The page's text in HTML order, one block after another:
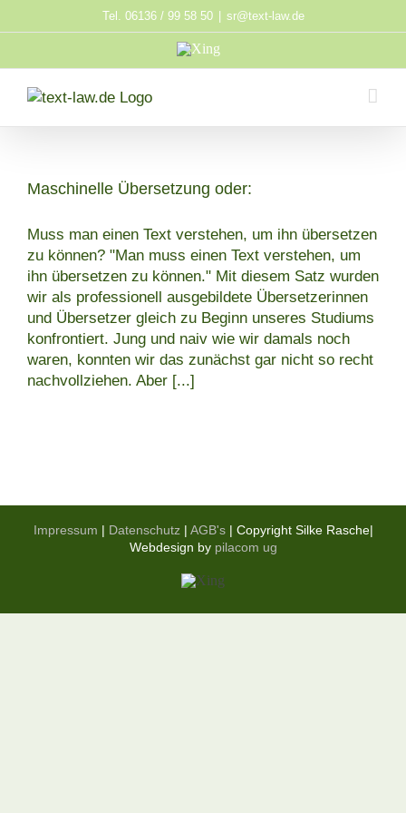
Inhalt
Tel. 06136 / 99 58 50 sr@text-law.de
Xing
Maschinelle Übersetzung oder:
Muss man einen Text verstehen, um ihn übersetzen
zu können? "Man muss einen Text verstehen, um
ihn übersetzen zu können." Mit diesem Satz wurden
wir als professionell ausgebildete Übersetzerinnen
und Übersetzer gleich zu Beginn unseres Studiums
konfrontiert. Jung und naiv wie wir damals noch
waren, konnten wir das zunächst gar nicht so recht
nachvollziehen. Aber [...]
Impressum | Datenschutz| AGB's| Copyright Silke Rasche|
Webdesign by pilacom ug
Xing